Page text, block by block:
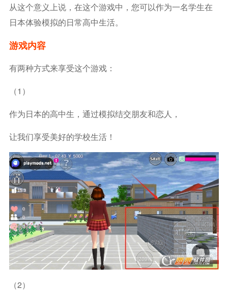
从这个意义上说，在这个游戏中，您可以作为一名学生在
日本体验模拟的日常高中生活。
游戏内容
有两种方式来享受这个游戏：
（1）
作为日本的高中生，通过模拟结交朋友和恋人，
让我们享受美好的学校生活！
（2）